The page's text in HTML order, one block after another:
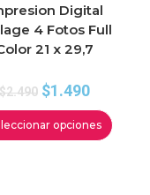
Digital
4 Fotos Full
21 x 29,7
$2.490 $1.490
opciones